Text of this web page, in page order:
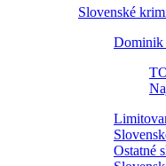
Slovenské
Dominik
Ostatné